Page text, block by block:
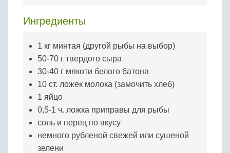
Яйца
Ингредиенты
1 кг минтая (другой рыбы на выбор)
50-70 г твердого сыра
30-40 г мякоти белого батона
10 ст. ложек молока (замочить хлеб)
1 яйцо
0,5-1 ч. ложка приправы для рыбы
соль и перец по вкусу
немного рубленой свежей или сушеной
зелени